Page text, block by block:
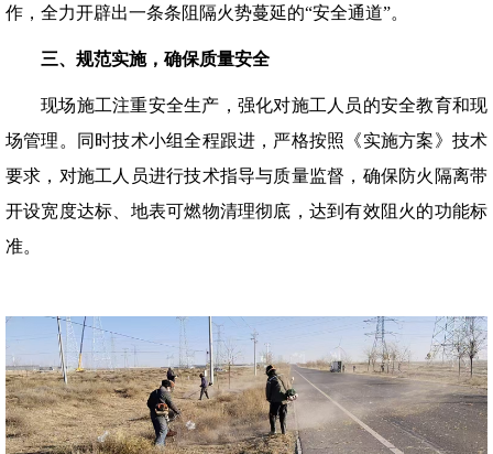
作，全力开辟出一条条阻隔火势蔓延的“安全通道”。
三、规范实施，确保质量安全
现场施工注重安全生产，强化对施工人员的安全教育和现
场管理。同时技术小组全程跟进，严格按照《实施方案》技术
要求，对施工人员进行技术指导与质量监督，确保防火隔离带
开设宽度达标、地表可燃物清理彻底，达到有效阻火的功能标
准。